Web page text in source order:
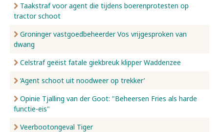
Taakstraf voor agent die tijdens boerenprotesten op
tractor schoot
Groninger vastgoedbeheerder Vos vrijgesproken van
dwang
Celstraf geëist fatale giekbreuk klipper Waddenzee
‘Agent schoot uit noodweer op trekker’
Opinie Tjalling van der Goot: "Beheersen Fries als harde
functie-eis"
Veerbootongeval Tiger